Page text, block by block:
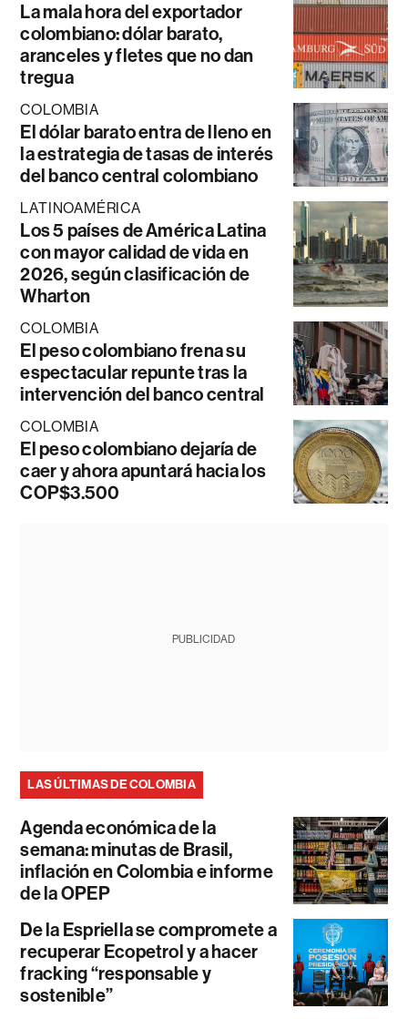
La mala hora del exportador
colombiano: dólar barato,
aranceles y fletes que no dan
tregua
COLOMBIA
El dólar barato entra de lleno en
la estrategia de tasas de interés
del banco central colombiano
LATINOAMÉRICA
Los 5 países de América Latina
con mayor calidad de vida en
2026, según clasificación de
Wharton
COLOMBIA
El peso colombiano frena su
espectacular repunte tras la
intervención del banco central
COLOMBIA
El peso colombiano dejaría de
caer y ahora apuntará hacia los
COP$3.500
PUBLICIDAD
LAS ÚLTIMAS DE COLOMBIA
Agenda económica de la
semana: minutas de Brasil,
inflación en Colombia e informe
de la OPEP
De la Espriella se compromete a
recuperar Ecopetrol y a hacer
fracking “responsable y
sostenible”